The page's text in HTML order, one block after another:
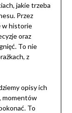
jakie trzeba
Przez
w historie
oraz
To nie
z
opisy ich
momentów
To